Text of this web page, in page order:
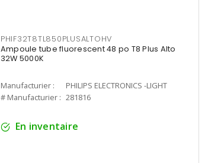
PHIF32T8TL850PLUSALTOHV
Ampoule tube fluorescent 48 po T8 Plus Alto
32W 5000K
Manufacturier :
PHILIPS ELECTRONICS -LIGHT
# Manufacturier : 281816
En inventaire